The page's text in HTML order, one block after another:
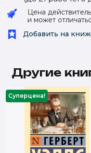
Цена
и может
Добавить на
Другие
Суперцена!